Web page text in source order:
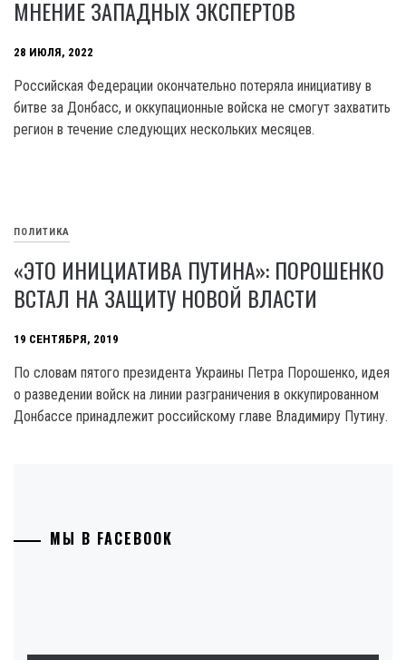
МНЕНИЕ ЗАПАДНЫХ ЭКСПЕРТОВ
28 ИЮЛЯ, 2022
Российская Федерации окончательно потеряла инициативу в
битве за Донбасс, и оккупационные войска не смогут захватить
регион в течение следующих нескольких месяцев.
ПОЛИТИКА
«ЭТО ИНИЦИАТИВА ПУТИНА»: ПОРОШЕНКО
ВСТАЛ НА ЗАЩИТУ НОВОЙ ВЛАСТИ
19 СЕНТЯБРЯ, 2019
По словам пятого президента Украины Петра Порошенко, идея
о разведении войск на линии разграничения в оккупированном
Донбассе принадлежит российскому главе Владимиру Путину.
МЫ В FACEBOOK